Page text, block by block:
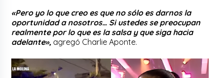
«Pero yo lo que creo es que no sólo es darnos la
oportunidad a nosotros… Si ustedes se preocupan
realmente por lo que es la salsa y que siga hacia
adelante», agregó Charlie Aponte.